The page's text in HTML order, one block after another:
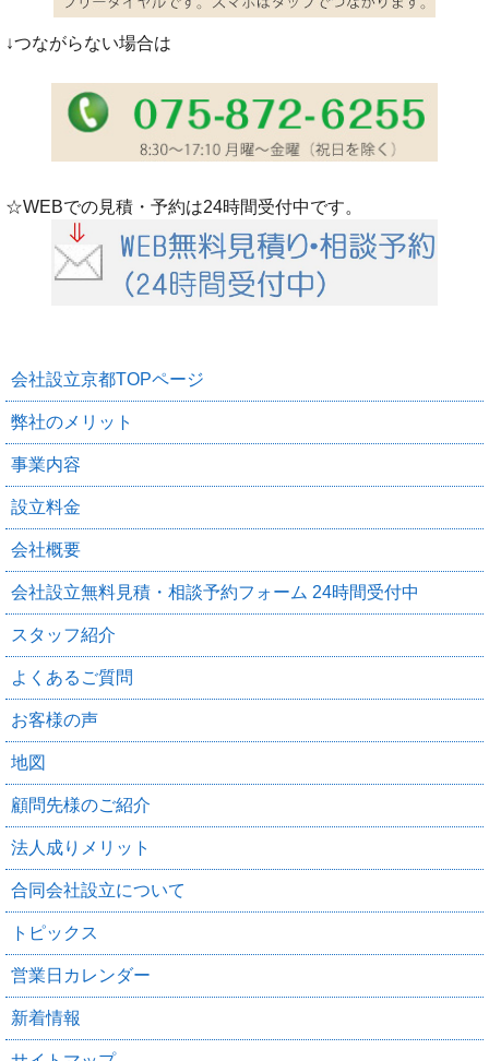
↓つながらない場合は
☆WEBでの見積・予約は24時間受付中です。
会社設立京都TOPページ
弊社のメリット
事業内容
設立料金
会社概要
会社設立無料見積・相談予約フォーム 24時間受付中
スタッフ紹介
よくあるご質問
お客様の声
地図
顧問先様のご紹介
法人成りメリット
合同会社設立について
トピックス
営業日カレンダー
新着情報